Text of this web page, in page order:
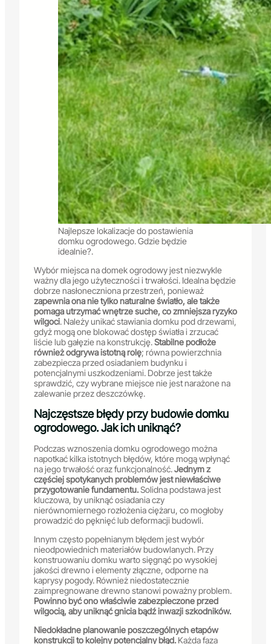
Najlepsze lokalizacje do postawienia
domku ogrodowego. Gdzie będzie
idealnie?.
Wybór miejsca na domek ogrodowy jest niezwykle
ważny dla jego użyteczności i trwałości. Idealna będzie
dobrze nasłoneczniona przestrzeń, ponieważ
zapewnia ona nie tylko naturalne światło, ale także
pomaga utrzymać wnętrze suche, co zmniejsza ryzyko
wilgoci. Należy unikać stawiania domku pod drzewami,
gdyż mogą one blokować dostęp światła i zrzucać
liście lub gałęzie na konstrukcję.Stabilne podłoże
również odgrywa istotną rolę; równa powierzchnia
zabezpiecza przed osiadaniem budynku i
potencjalnymi uszkodzeniami. Dobrze jest także
sprawdzić, czy wybrane miejsce nie jest narażone na
zalewanie przez deszczówkę.
Najczęstsze błędy przy budowie domku
ogrodowego. Jak ich uniknąć?
Podczas wznoszenia domku ogrodowego można
napotkać kilka istotnych błędów, które mogą wpłynąć
na jego trwałość oraz funkcjonalność.Jednym z
częściej spotykanych problemów jest niewłaściwe
przygotowanie fundamentu.Solidna podstawa jest
kluczowa, by uniknąć osiadania czy
nierównomiernego rozłożenia ciężaru, co mogłoby
prowadzić do pęknięć lub deformacji budowli.
Innym często popełnianym błędem jest wybór
nieodpowiednich materiałów budowlanych. Przy
konstruowaniu domku warto sięgnąć po wysokiej
jakości drewno i elementy złączne, odporne na
kaprysy pogody. Również niedostatecznie
zaimpregnowane drewno stanowi poważny problem.
Powinno być ono właściwie zabezpieczone przed
wilgocią, aby uniknąć gnicia bądź inwazji szkodników.
Niedokładne planowanie poszczególnych etapów
konstrukcji to kolejny potencjalny błąd. Każda faza